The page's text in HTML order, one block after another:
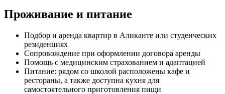
Проживание и питание
Подбор и аренда квартир в Аликанте или студенческих
резиденциях
Сопровождение при оформлении договора аренды
Помощь с медицинским страхованием и адаптацией
Питание: рядом со школой расположены кафе и
рестораны, а также доступна кухня для
самостоятельного приготовления пищи